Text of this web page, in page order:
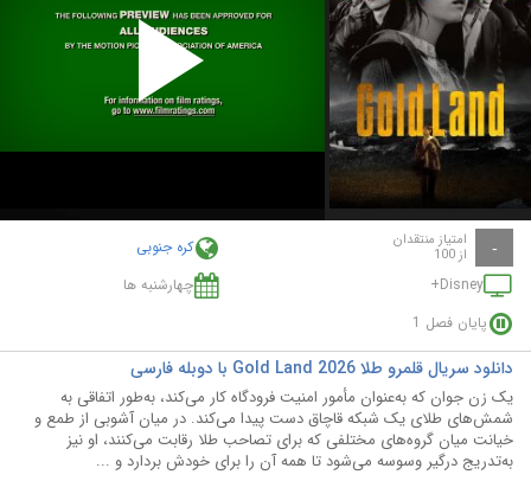
Play
Video
- امتیاز منتقدان
از 100
کره جنوبی
Disney+
چهارشنبه ها
پایان فصل 1
دانلود سریال قلمرو طلا Gold Land 2026 با دوبله فارسی
یک زن جوان که به‌عنوان مأمور امنیت فرودگاه کار می‌کند، به‌طور اتفاقی به
شمش‌های طلای یک شبکه قاچاق دست پیدا می‌کند. در میان آشوبی از طمع و
خیانت میان گروه‌های مختلفی که برای تصاحب طلا رقابت می‌کنند، او نیز
به‌تدریج درگیر وسوسه می‌شود تا همه آن را برای خودش بردارد و ...